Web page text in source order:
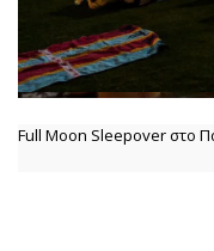
Full Moon Sleepover στο